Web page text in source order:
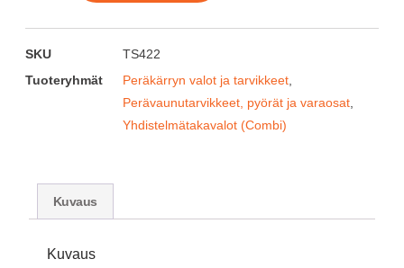
SKU
TS422
Tuoteryhmät
Peräkärryn valot ja tarvikkeet
Perävaunutarvikkeet, pyörät ja varaosat
Yhdistelmätakavalot (Combi)
Kuvaus
Kuvaus